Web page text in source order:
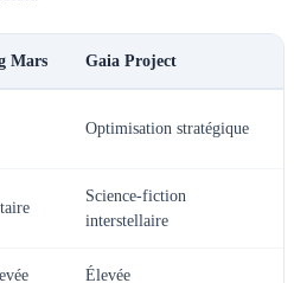
Mars Gaia Project
Optimisation stratégique
Science-fiction
interstellaire
Élevée